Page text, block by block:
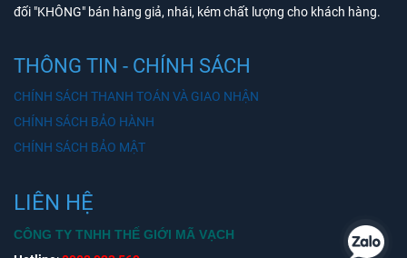
đối "KHÔNG" bán hàng giả, nhái, kém chất lượng cho khách hàng.
THÔNG TIN - CHÍNH SÁCH
CHÍNH SÁCH THANH TOÁN VÀ GIAO NHẬN
CHÍNH SÁCH BẢO HÀNH
CHÍNH SÁCH BẢO MẬT
LIÊN HỆ
CÔNG TY TNHH THẾ GIỚI MÃ VẠCH